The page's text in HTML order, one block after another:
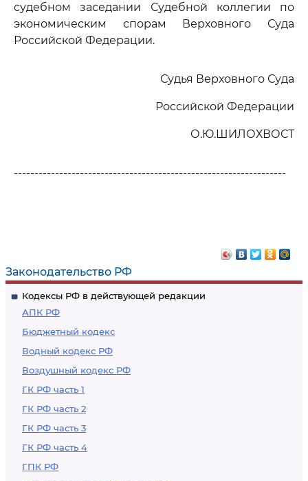
Законодательство РФ
Кодексы РФ в действующей редакции
АПК РФ
Бюджетный кодекс
Водный кодекс РФ
Воздушный кодекс РФ
ГК РФ часть 1
ГК РФ часть 2
ГК РФ часть 3
ГК РФ часть 4
ГПК РФ
судебном заседании Судебной коллегии по
экономическим спорам Верховного Суда
Российской Федерации.
Судья Верховного Суда
Российской Федерации
О.Ю.ШИЛОХВОСТ
------------------------------------------------------------------